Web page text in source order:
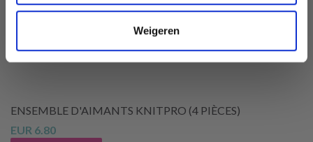
Weigeren
ENSEMBLE D'AIMANTS KNITPRO (4 PIÈCES)
EUR 6.80